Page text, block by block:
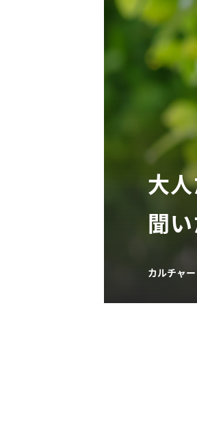
大
聞い
カルチャー